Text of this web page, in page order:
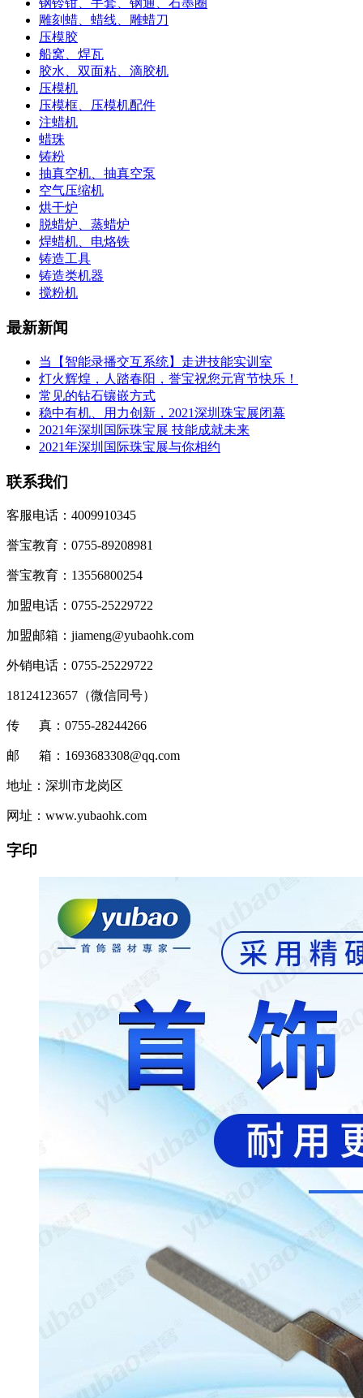
钢铃钳、手套、钢通、石墨圈
雕刻蜡、蜡线、雕蜡刀
压模胶
船窝、焊瓦
胶水、双面粘、滴胶机
压模机
压模框、压模机配件
注蜡机
蜡珠
铸粉
抽真空机、抽真空泵
空气压缩机
烘干炉
脱蜡炉、蒸蜡炉
焊蜡机、电烙铁
铸造工具
铸造类机器
搅粉机
最新新闻
当【智能录播交互系统】走进技能实训室
灯火辉煌，人踏春阳，誉宝祝您元宵节快乐！
常见的钻石镶嵌方式
稳中有机、用力创新，2021深圳珠宝展闭幕
2021年深圳国际珠宝展 技能成就未来
2021年深圳国际珠宝展与你相约
联系我们
客服电话：4009910345
誉宝教育：0755-89208981
誉宝教育：13556800254
加盟电话：0755-25229722
加盟邮箱：jiameng@yubaohk.com
外销电话：0755-25229722
18124123657（微信同号）
传 真：0755-28244266
邮 箱：1693683308@qq.com
地址：深圳市龙岗区
网址：www.yubaohk.com
字印